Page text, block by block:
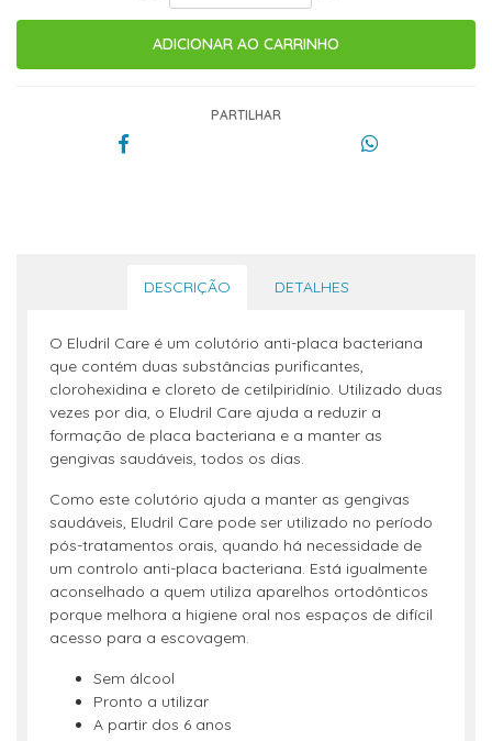
PARTILHAR
DESCRIÇÃO DETALHES
O Eludril Care é um colutório anti-placa bacteriana
que contém duas substâncias purificantes,
clorohexidina e cloreto de cetilpiridínio. Utilizado duas
vezes por dia, o Eludril Care ajuda a reduzir a
formação de placa bacteriana e a manter as
gengivas saudáveis, todos os dias.
Como este colutório ajuda a manter as gengivas
saudáveis, Eludril Care pode ser utilizado no período
pós-tratamentos orais, quando há necessidade de
um controlo anti-placa bacteriana. Está igualmente
aconselhado a quem utiliza aparelhos ortodônticos
porque melhora a higiene oral nos espaços de difícil
acesso para a escovagem.
Sem álcool
Pronto a utilizar
A partir dos 6 anos